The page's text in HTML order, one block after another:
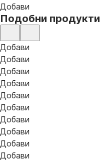
Добави
Подобни продукти
Добави
Добави
Добави
Добави
Добави
Добави
Добави
Добави
Добави
Добави